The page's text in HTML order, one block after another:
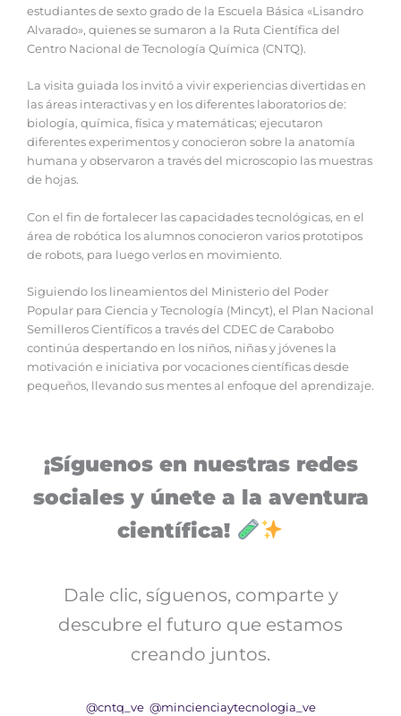
estudiantes de sexto grado de la Escuela Básica «Lisandro
Alvarado», quienes se sumaron a la Ruta Científica del
Centro Nacional de Tecnología Química (CNTQ).
La visita guiada los invitó a vivir experiencias divertidas en
las áreas interactivas y en los diferentes laboratorios de:
biología, química, física y matemáticas; ejecutaron
diferentes experimentos y conocieron sobre la anatomía
humana y observaron a través del microscopio las muestras
de hojas.
Con el fin de fortalecer las capacidades tecnológicas, en el
área de robótica los alumnos conocieron varios prototipos
de robots, para luego verlos en movimiento.
Siguiendo los lineamientos del Ministerio del Poder
Popular para Ciencia y Tecnología (Mincyt), el Plan Nacional
Semilleros Científicos a través del CDEC de Carabobo
continúa despertando en los niños, niñas y jóvenes la
motivación e iniciativa por vocaciones científicas desde
pequeños, llevando sus mentes al enfoque del aprendizaje.
¡Síguenos en nuestras redes
sociales y únete a la aventura
científica!
Dale clic, síguenos, comparte y
descubre el futuro que estamos
creando juntos.
@cntq_ve @mincienciaytecnologia_ve